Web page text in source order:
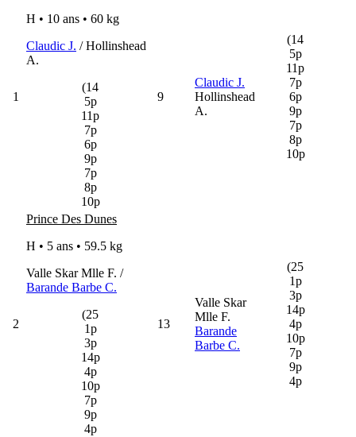
1
H • 10 ans • 60 kg
Claudic J. / Hollinshead
A.
(14
5p
11p
7p
6p
9p
7p
8p
10p
9
Claudic J.
Hollinshead
A.
(14
5p
11p
7p
6p
9p
7p
8p
10p
2
Prince Des Dunes
H • 5 ans • 59.5 kg
Valle Skar Mlle F. /
Barande Barbe C.
(25
1p
3p
14p
4p
10p
7p
9p
4p
13
Valle Skar
Mlle F.
Barande
Barbe C.
(25
1p
3p
14p
4p
10p
7p
9p
4p